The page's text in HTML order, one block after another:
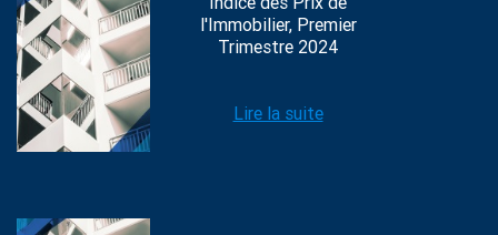
l'Immobilier, Premier
Trimestre 2024
Lire la suite